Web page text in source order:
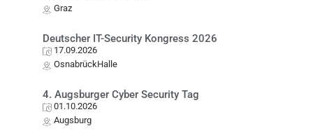
Graz
Deutscher IT-Security Kongress 2026
17.09.2026
OsnabrückHalle
4. Augsburger Cyber Security Tag
01.10.2026
Augsburg